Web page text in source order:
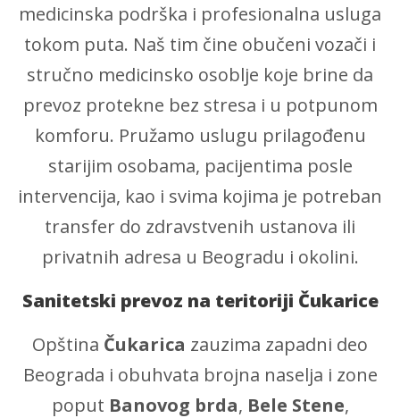
medicinska podrška i profesionalna usluga
tokom puta. Naš tim čine obučeni vozači i
stručno medicinsko osoblje koje brine da
prevoz protekne bez stresa i u potpunom
komforu. Pružamo uslugu prilagođenu
starijim osobama, pacijentima posle
intervencija, kao i svima kojima je potreban
transfer do zdravstvenih ustanova ili
privatnih adresa u Beogradu i okolini.
Sanitetski prevoz na teritoriji Čukarice
Opština Čukarica zauzima zapadni deo
Beograda i obuhvata brojna naselja i zone
poput Banovog brda, Bele Stene,